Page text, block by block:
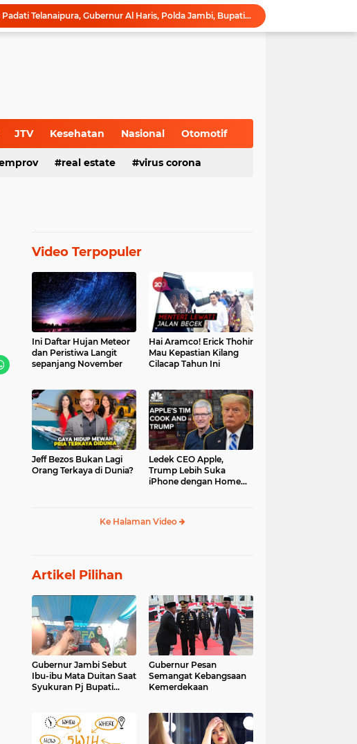
Ribuan Pelari Padati Telanaipura, Gubernur Al Haris, Polda Jambi, Bupati/Wali Kota Lepas Flag Off Presisi Merdeka Run 2026
Wagub Sani Bersama Wamen Dikdasmen RI Luncurkan Aplikasi Bungo Pintar, Dorong Transformasi Digital Pendidikan di Jambi
Dampingi Wapres Gibran, Gubernur Al Haris Perjuangkan MRI Baru dan Tambahan Dokter Spesialis untuk RSUD Raden Mattaher
JTV Kesehatan Nasional Otomotif
real estate virus corona
Video Terpopuler
Ini Daftar Hujan Meteor
dan Peristiwa Langit
sepanjang November
Hai Aramco! Erick Thohir
Mau Kepastian Kilang
Cilacap Tahun Ini
Jeff Bezos Bukan Lagi
Orang Terkaya di Dunia?
Ledek CEO Apple,
Trump Lebih Suka
iPhone dengan Home
Ke Halaman Video
Artikel Pilihan
Gubernur Jambi Sebut
Ibu-ibu Mata Duitan Saat
Syukuran Pj Bupati
Gubernur Pesan
Semangat Kebangsaan
Kemerdekaan